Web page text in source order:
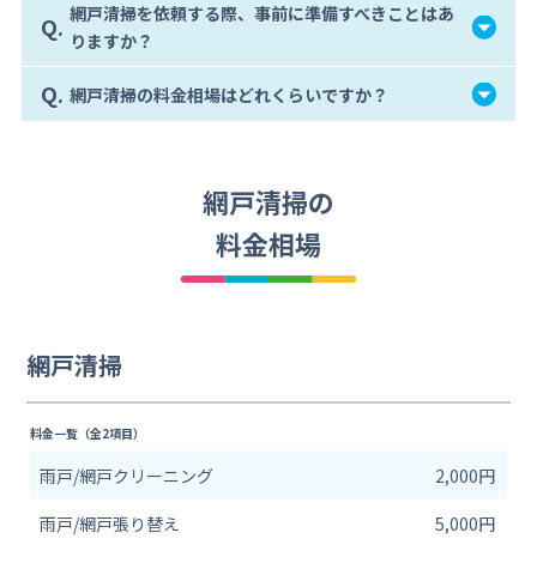
Q. 網戸清掃を依頼する際、事前に準備すべきことはあ
りますか？
Q. 網戸清掃の料金相場はどれくらいですか？
網戸清掃の
料金相場
網戸清掃
料金一覧（全2項目）
雨戸/網戸クリーニング
2,000円
雨戸/網戸張り替え
5,000円